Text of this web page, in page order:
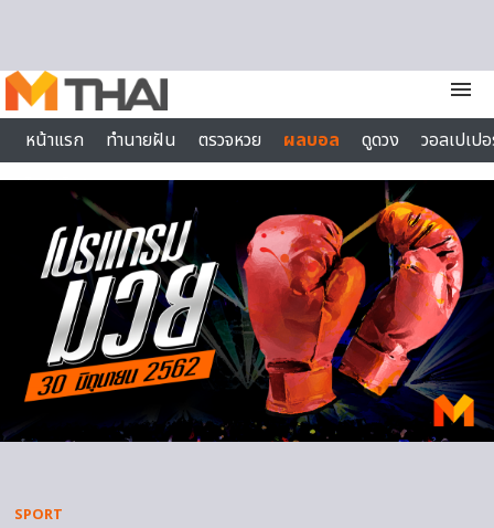
menu
หน้าแรก
ทำนายฝัน ตรวจหวย ผลบอล ดูดวง
วอลเปเป
ไลฟ์สไตล์
SPORT